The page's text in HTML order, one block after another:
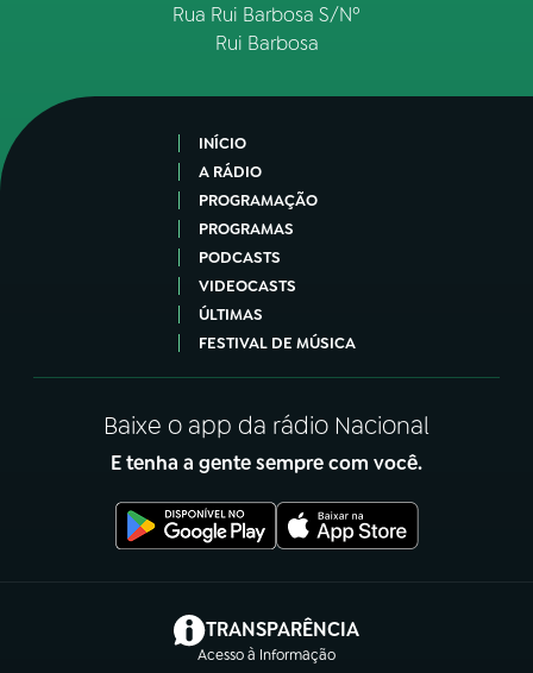
Rua Rui Barbosa S/Nº
Rui Barbosa
INÍCIO
A RÁDIO
PROGRAMAÇÃO
PROGRAMAS
PODCASTS
VIDEOCASTS
ÚLTIMAS
FESTIVAL DE MÚSICA
Baixe o app da rádio Nacional
E tenha a gente sempre com você.
TRANSPARÊNCIA
Acesso à Informação
(abre em nova aba)